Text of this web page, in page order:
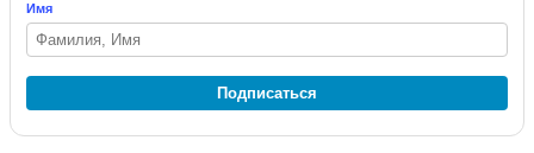
Имя
Подписаться